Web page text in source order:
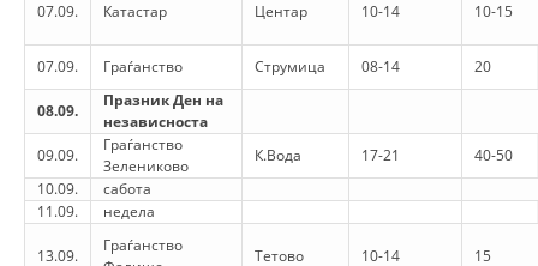
ORGANIZATIONAL DEVELOPMENT
STRUCTURAL SET UP
07.09. Катастар Центар 10-14 10-15
07.09. Граѓанство Струмица 08-14 20
08.09.
Празник Ден на
независноста
09.09.
Граѓанство
Зелениково
К.Вода 17-21
40-50
10.09.
сабота
11.09.
недела
13.09.
Граѓанство
Тетово 10-14 15